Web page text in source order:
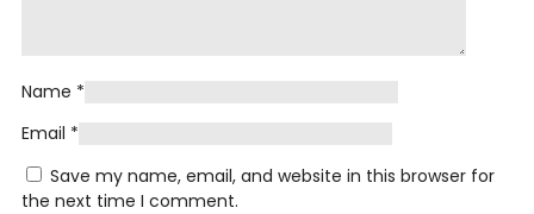
Name *
Email *
Save my name, email, and website in this browser for
the next time I comment.